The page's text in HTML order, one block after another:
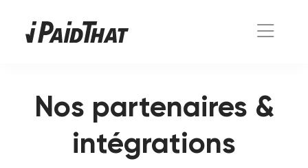
Nos partenaires &
intégrations